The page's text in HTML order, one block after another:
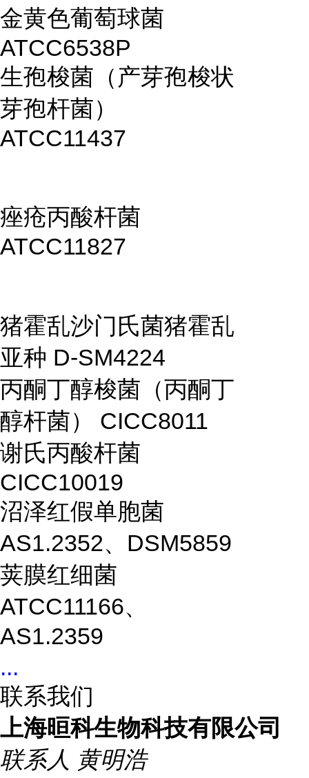
金黄色葡萄球菌
ATCC6538P
生孢梭菌（产芽孢梭状
芽孢杆菌）
ATCC11437
痤疮丙酸杆菌
ATCC11827
猪霍乱沙门氏菌猪霍乱
亚种 D-SM4224
丙酮丁醇梭菌（丙酮丁
醇杆菌） CICC8011
谢氏丙酸杆菌
CICC10019
沼泽红假单胞菌
AS1.2352、DSM5859
荚膜红细菌
ATCC11166、
AS1.2359
...
联系我们
上海晅科生物科技有限公司
联系人 黄明浩